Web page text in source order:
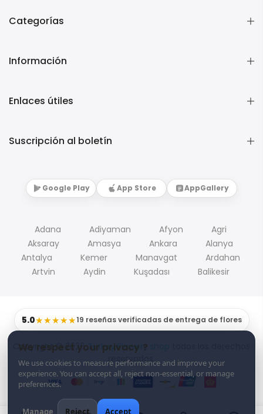
We respect your privacy ?
We use cookies to measure performance and improve your
experience. You can accept all, reject non-essential, or manage
preferences.
Manage Reject Accept
Categorías
Información
Enlaces útiles
Suscripción al boletín
Google Play App Store AppGallery
Adana Adiyaman Afyon
Agri
Aksaray
Amasya Ankara
Alanya
Antalya
Kemer Manavgat
Ardahan
Artvin
Aydin Kuşadası Balikesir
5.0★★★★★19 reseñas verificadas de entrega de flores
Copyright © 2026Turkey Flowers shop
reservados.